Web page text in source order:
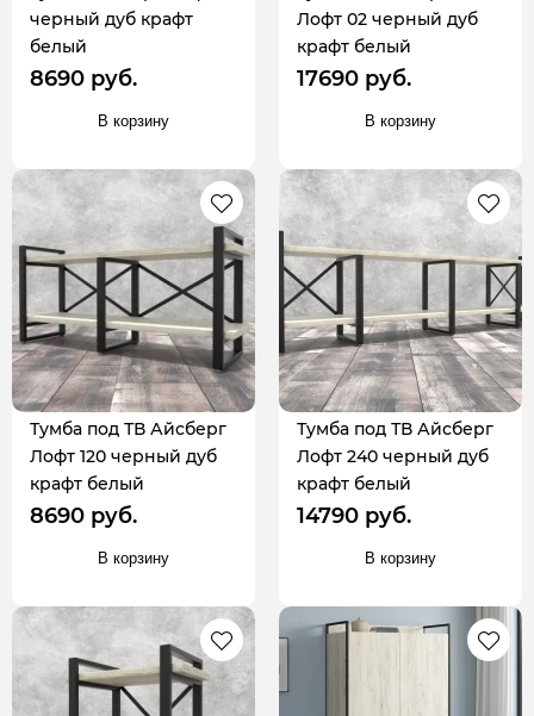
черный дуб крафт
белый
8690 руб.
В корзину
Лофт 02 черный дуб
крафт белый
17690 руб.
В корзину
Тумба под ТВ Айсберг
Лофт 120 черный дуб
крафт белый
8690 руб.
В корзину
Тумба под ТВ Айсберг
Лофт 240 черный дуб
крафт белый
14790 руб.
В корзину